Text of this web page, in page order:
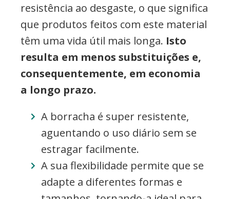
resistência ao desgaste, o que significa
que produtos feitos com este material
têm uma vida útil mais longa. Isto
resulta em menos substituições e,
consequentemente, em economia
a longo prazo.
A borracha é super resistente,
aguentando o uso diário sem se
estragar facilmente.
A sua flexibilidade permite que se
adapte a diferentes formas e